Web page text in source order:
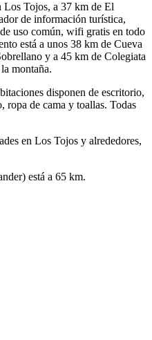
Los Tojos, a 37 km de El
de información turística,
uso común, wifi gratis en todo
está a unos 38 km de Cueva
y a 45 km de Colegiata
montaña.
disponen de escritorio,
ropa de cama y toallas. Todas
en Los Tojos y alrededores,
está a 65 km.